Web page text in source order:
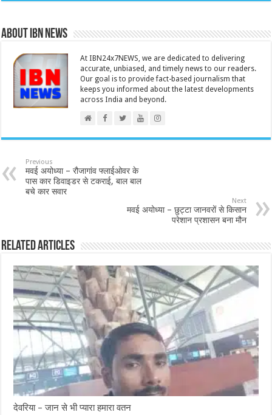
About IBN NEWS
At IBN24x7NEWS, we are dedicated to delivering
accurate, unbiased, and timely news to our readers.
Our goal is to provide fact-based journalism that
keeps you informed about the latest developments
across India and beyond.
Previous
मवई अयोध्या – रौजागांव फ्लाईओवर के
पास कार डिवाइडर से टकराई, बाल बाल
बचे कार सवार
Next
मवई अयोध्या – छुट्टा जानवरों से किसान
परेशान प्रशासन बना मौन
Related Articles
देवरिया – जान से भी प्यारा हमारा वतन